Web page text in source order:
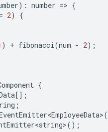
) : number => {
2)
{
) + fibonacci(num - 2);
{
[];
;
();